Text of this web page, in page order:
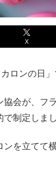
X
ロンの日」
協会が、フ
制定しまし
ンを立てて